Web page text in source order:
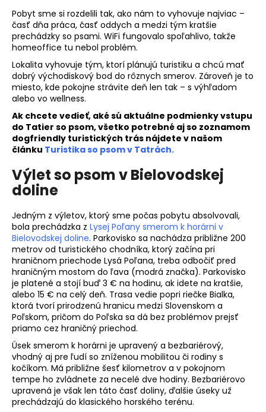
Pobyt sme si rozdelili tak, ako nám to vyhovuje najviac –
časť dňa práca, časť oddych a medzi tým kratšie
prechádzky so psami. WiFi fungovalo spoľahlivo, takže
homeoffice tu nebol problém.
Lokalita vyhovuje tým, ktorí plánujú turistiku a chcú mať
dobrý východiskový bod do rôznych smerov. Zároveň je to
miesto, kde pokojne strávite deň len tak – s výhľadom
alebo vo wellness.
Ak chcete vedieť, aké sú aktuálne podmienky vstupu
do Tatier so psom, všetko potrebné aj so zoznamom
dogfriendly turistických trás nájdete v našom
článku Turistika so psom v Tatrách.
Výlet so psom v Bielovodskej
doline
Jedným z výletov, ktorý sme počas pobytu absolvovali,
bola prechádzka z Lysej Poľany smerom k horárni v
Bielovodskej doline. Parkovisko sa nachádza približne 200
metrov od turistického chodníka, ktorý začína pri
hraničnom priechode Lysá Poľana, treba odbočiť pred
hraničným mostom do ľava (modrá značka). Parkovisko
je platené a stojí buď 3 € na hodinu, ak idete na kratšie,
alebo 15 € na celý deň. Trasa vedie popri riečke Bialka,
ktorá tvorí prirodzenú hranicu medzi Slovenskom a
Poľskom, pričom do Poľska sa dá bez problémov prejsť
priamo cez hraničný priechod.
Úsek smerom k horárni je upravený a bezbariérový,
vhodný aj pre ľudí so zníženou mobilitou či rodiny s
kočíkom. Má približne šesť kilometrov a v pokojnom
tempe ho zvládnete za necelé dve hodiny. Bezbariérovo
upravená je však len táto časť doliny, ďalšie úseky už
prechádzajú do klasického horského terénu.